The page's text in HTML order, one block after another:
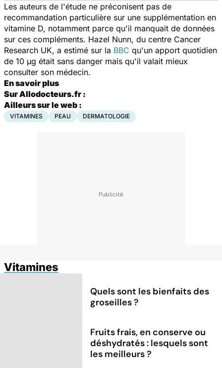
Les auteurs de l'étude ne préconisent pas de
recommandation particulière sur une supplémentation en
vitamine D, notamment parce qu'il manquait de données
sur ces compléments. Hazel Nunn, du centre Cancer
Research UK, a estimé sur la BBC qu'un apport quotidien
de 10 µg était sans danger mais qu'il valait mieux
consulter son médecin.
En savoir plus
Sur Allodocteurs.fr :
Ailleurs sur le web :
VITAMINES PEAU DERMATOLOGIE
Vitamines
Quels sont les bienfaits des
groseilles ?
Fruits frais, en conserve ou
déshydratés : lesquels sont
les meilleurs ?